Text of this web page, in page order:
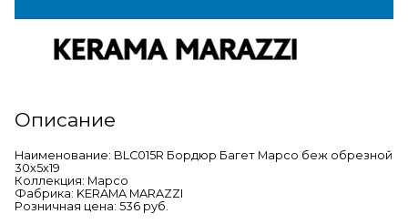
Описание
Наименование: BLC015R Бордюр Багет Марсо беж обрезной
30х5х19
Коллекция: Марсо
Фабрика: KERAMA MARAZZI
Розничная цена: 536 руб.